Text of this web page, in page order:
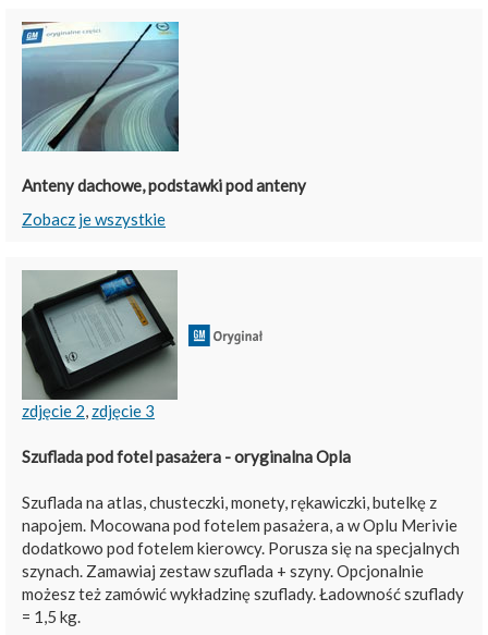
Anteny dachowe, podstawki pod anteny
Zobacz je wszystkie
zdjęcie 2, zdjęcie 3
Szuflada pod fotel pasażera - oryginalna Opla
Szuflada na atlas, chusteczki, monety, rękawiczki, butelkę z
napojem. Mocowana pod fotelem pasażera, a w Oplu Merivie
dodatkowo pod fotelem kierowcy. Porusza się na specjalnych
szynach. Zamawiaj zestaw szuflada + szyny. Opcjonalnie
możesz też zamówić wykładzinę szuflady. Ładowność szuflady
= 1,5 kg.